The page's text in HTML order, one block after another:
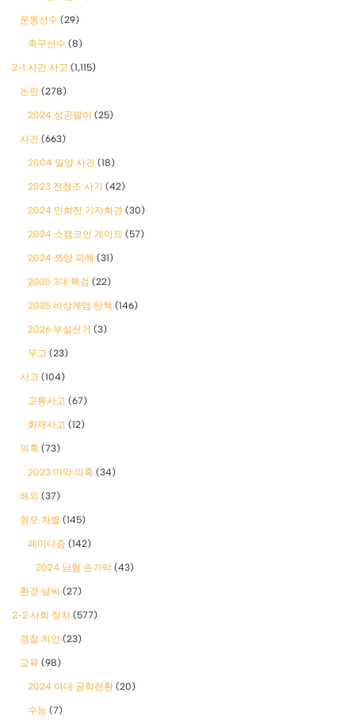
운동선수 (29)
축구선수 (8)
2-1 사건 사고 (1,115)
논란 (278)
2024 성공팔이 (25)
사건 (663)
2004 밀양 사건 (18)
2023 전청조 사기 (42)
2024 민희진 기자회견 (30)
2024 스캠코인 게이트 (57)
2024 쯔양 피해 (31)
2025 3대 특검 (22)
2025 비상계엄 탄핵 (146)
2026 부실선거 (3)
무고 (23)
사고 (104)
교통사고 (67)
화재사고 (12)
의혹 (73)
2023 마약 의혹 (34)
해외 (37)
혐오 차별 (145)
폐미니즘 (142)
2024 남혐 손가락 (43)
환경 날씨 (27)
2-2 사회 정치 (577)
경찰 치안 (23)
교육 (98)
2024 여대 공학전환 (20)
수능 (7)